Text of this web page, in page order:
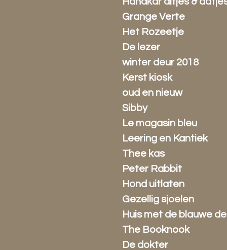
Grange Verte
Het Rozeetje
De lezer
winter deur 2018
Kerst kiosk
oud en nieuw
Sibby
Le magasin bleu
Leering en Kantiek
Thee kas
Peter Rabbit
Hond uitlaten
Gezellig sjoelen
Huis met de blauwe
The Booknook
De dokter